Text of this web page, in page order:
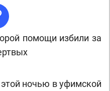
помощи избили за
ночью в уфимской